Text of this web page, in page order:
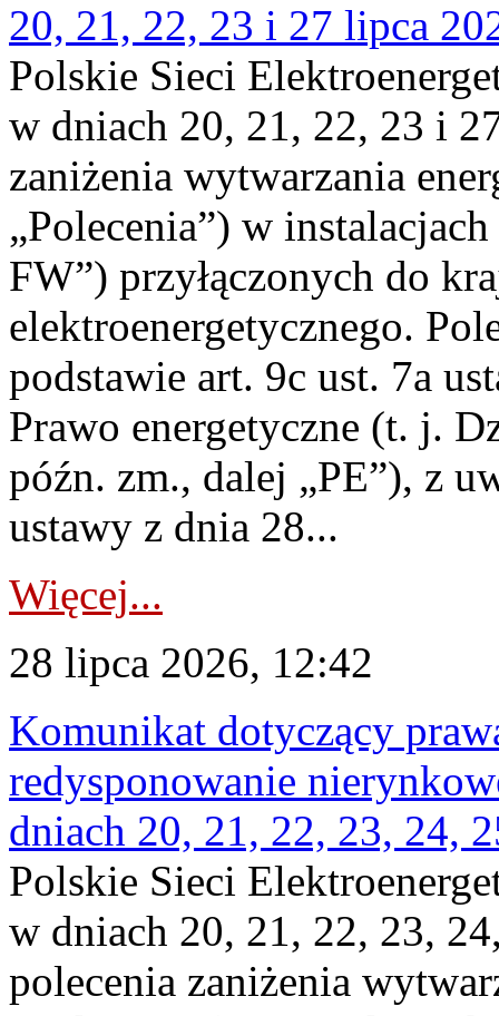
20, 21, 22, 23 i 27 lipca
Polskie Sieci
w dniach 20, 21, 22, 23 i
zaniżenia wytwarzania
„Polecenia”) w
FW”) przyłączonych do
elektroenergetycznego.
podstawie art. 9c ust. 7a
Prawo energetyczne (t. j.
późn. zm., dalej „PE”), z
ustawy z dnia 28...
Więcej...
28 lipca 2026, 12:42
Komunikat dotyczący
redysponowanie
dniach 20, 21, 22, 23, 24,
Polskie Sieci
w dniach 20, 21, 22, 23,
polecenia zaniżenia